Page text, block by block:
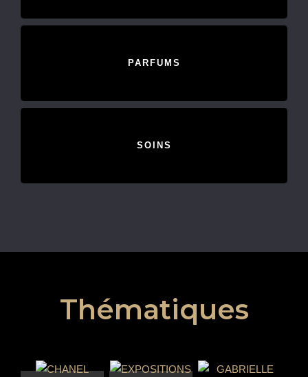
PARFUMS
SOINS
Thématiques